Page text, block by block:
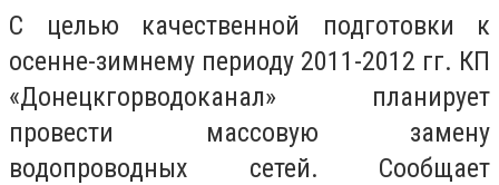
С целью качественной подготовки к
осенне-зимнему периоду 2011-2012 гг. КП
«Донецкгорводоканал» планирует
провести массовую замену
водопроводных сетей. Сообщает